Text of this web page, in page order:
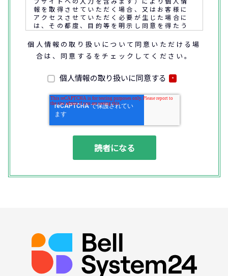
報を取得させていただく場合、又はお客様に
アクセスさせていただく必要が生じた場合に
は、その都度、目的等を明示し同意を得たう
えで取得又はアクセスさせていただきます。
なお、通話内容の確認や応対品質の評価・研
客様との通話内容を書面、音声又は電子的方
法により記録させていただくことがありま
◆個人情報の利用目的
(1) お問い合わせいただいた内容やご相談に
行、その他業務上必要な事務連絡を行うため
(3) ご要望いただいた資料の発送や確認した
(4) ダイレクトメール、電子メール、電話等
◆取得する個人データの項目
所属組織名（会社名・団体名等）、氏名、部
署、役職、業種、ご住所、電話番号、E-Mail
アドレス
個人情報の取り扱いについて同意いただける場
合は、同意するをチェックしてください。
個人情報の取り扱いに同意する *